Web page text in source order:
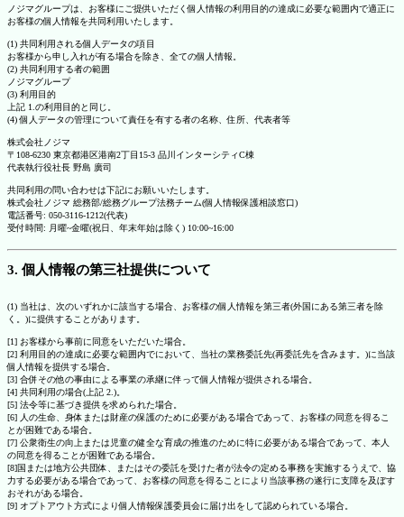
ノジマグループは、お客様にご提供いただく個人情報の利用目的の達成に必要な範囲内で適正に
お客様の個人情報を共同利用いたします。
(1) 共同利用される個人データの項目
お客様から申し入れが有る場合を除き、全ての個人情報。
(2) 共同利用する者の範囲
ノジマグループ
(3) 利用目的
上記 1.の利用目的と同じ。
(4) 個人データの管理について責任を有する者の名称、住所、代表者等
株式会社ノジマ
〒108-6230 東京都港区港南2丁目15-3 品川インターシティC棟
代表執行役社長 野島 廣司
共同利用の問い合わせは下記にお願いいたします。
株式会社ノジマ 総務部/総務グループ法務チーム(個人情報保護相談窓口)
電話番号: 050-3116-1212(代表)
受付時間: 月曜~金曜(祝日、年末年始は除く) 10:00~16:00
3. 個人情報の第三社提供について
(1) 当社は、次のいずれかに該当する場合、お客様の個人情報を第三者(外国にある第三者を除
く。)に提供することがあります。
[1] お客様から事前に同意をいただいた場合。
[2] 利用目的の達成に必要な範囲内でにおいて、当社の業務委託先(再委託先を含みます。)に当該
個人情報を提供する場合。
[3] 合併その他の事由による事業の承継に伴って個人情報が提供される場合。
[4] 共同利用の場合(上記 2.)。
[5] 法令等に基づき提供を求められた場合。
[6] 人の生命、身体または財産の保護のために必要がある場合であって、お客様の同意を得るこ
とが困難である場合。
[7] 公衆衛生の向上または児童の健全な育成の推進のために特に必要がある場合であって、本人
の同意を得ることが困難である場合。
[8]国または地方公共団体、またはその委託を受けた者が法令の定める事務を実施するうえで、協
力する必要がある場合であって、お客様の同意を得ることにより当該事務の遂行に支障を及ぼす
おそれがある場合。
[9] オプトアウト方式により個人情報保護委員会に届け出をして認められている場合。